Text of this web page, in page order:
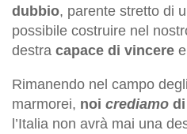
dubbio, parente stretto di
possibile costruire nel
destra capace di vincere
Rimanendo nel campo
marmorei, noi crediamo
l’Italia non avrà mai una